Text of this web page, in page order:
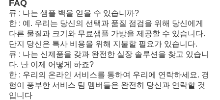
FAQ
큐 : 나는 샘플 백을 얻을 수 있습니까?
한 : 예. 우리는 당신의 선택과 품질 점검을 위해 당신에게
다른 물질과 크기와 무료샘플 가방을 제공할 수 있습니다.
단지 당신은 특사 비용을 위해 지불할 필요가 있습니다.
큐 : 나는 신제품을 갖과 완전한 실장 솔루션을 찾고 있습니
다. 난 이제 어떻게 하죠?
한 : 우리의 온라인 서비스를 통하여 우리에 연락하세요. 경
험이 풍부한 서비스 팀 멤버들은 완전히 당신과 연락할 것
입니다